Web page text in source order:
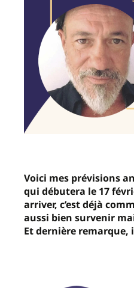
Voici mes prévisions
qui débutera le 17
arriver, c’est déjà
aussi bien survenir
Et dernière remarque,